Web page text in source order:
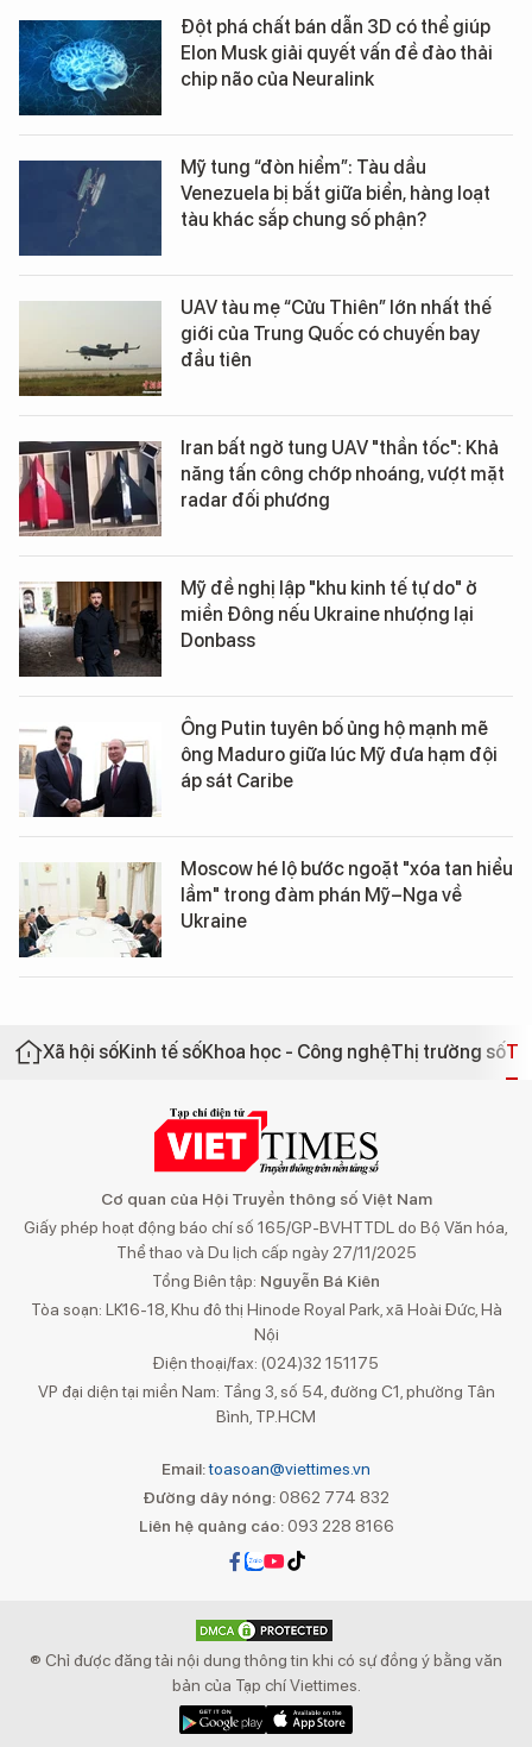
Đột phá chất bán dẫn 3D có thể giúp
Elon Musk giải quyết vấn đề đào thải
chip não của Neuralink
Mỹ tung “đòn hiểm”: Tàu dầu
Venezuela bị bắt giữa biển, hàng loạt
tàu khác sắp chung số phận?
UAV tàu mẹ “Cửu Thiên” lớn nhất thế
giới của Trung Quốc có chuyến bay
đầu tiên
Iran bất ngờ tung UAV "thần tốc": Khả
năng tấn công chớp nhoáng, vượt mặt
radar đối phương
Mỹ đề nghị lập "khu kinh tế tự do" ở
miền Đông nếu Ukraine nhượng lại
Donbass
Ông Putin tuyên bố ủng hộ mạnh mẽ
ông Maduro giữa lúc Mỹ đưa hạm đội
áp sát Caribe
Moscow hé lộ bước ngoặt "xóa tan hiểu
lầm" trong đàm phán Mỹ–Nga về
Ukraine
Xã hội sốKinh tế sốKhoa học - Công nghệThị trường số
Cơ quan của Hội Truyền thông số Việt Nam
Giấy phép hoạt động báo chí số 165/GP-BVHTTDL do Bộ Văn hóa,
Thể thao và Du lịch cấp ngày 27/11/2025
Tổng Biên tập: Nguyễn Bá Kiên
Tòa soạn: LK16-18, Khu đô thị Hinode Royal Park, xã Hoài Đức, Hà
Nội
Điện thoại/fax: (024)32 151175
VP đại diện tại miền Nam: Tầng 3, số 54, đường C1, phường Tân
Bình, TP.HCM
Email:toasoan@viettimes.vn
Đường dây nóng: 0862 774 832
Liên hệ quảng cáo:093 228 8166
® Chỉ được đăng tải nội dung thông tin khi có sự đồng ý bằng văn
bản của Tạp chí Viettimes.